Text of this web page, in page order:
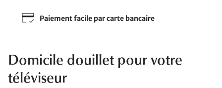
Paiement facile par carte bancaire
Domicile douillet pour votre
téléviseur